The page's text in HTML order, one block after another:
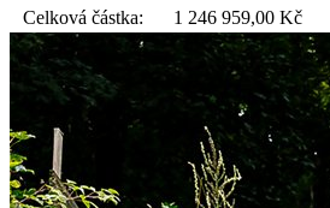
Celková částka: 1 246 959,00 Kč